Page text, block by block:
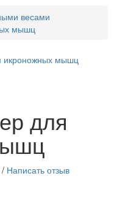
весами
мышц
для
/ Написать отзыв